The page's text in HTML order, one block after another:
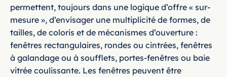
permettent, toujours dans une logique d’offre « sur-
mesure », d’envisager une multiplicité de formes, de
tailles, de coloris et de mécanismes d’ouverture :
fenêtres rectangulaires, rondes ou cintrées, fenêtres
à galandage ou à soufflets, portes-fenêtres ou baie
vitrée coulissante. Les fenêtres peuvent être